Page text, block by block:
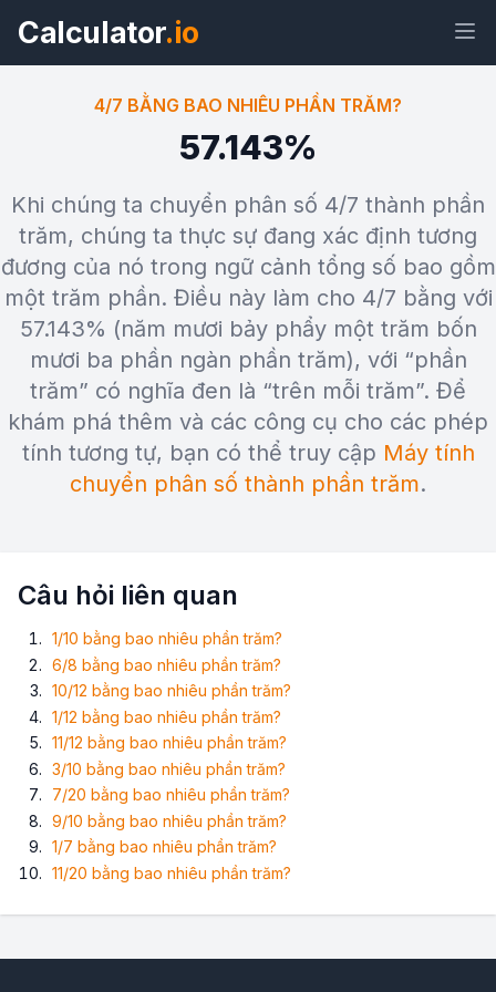
Calculator.io
kết
bản
Xem trước 4/7 bằng bao nhiêu phần
trăm? Tiện ích
4/7 BẰNG BAO NHIÊU PHẦN TRĂM?
57.143%
Khi chúng ta chuyển phân số 4/7 thành phần
trăm, chúng ta thực sự đang xác định tương
đương của nó trong ngữ cảnh tổng số bao gồm
một trăm phần. Điều này làm cho 4/7 bằng với
57.143% (năm mươi bảy phẩy một trăm bốn
mươi ba phần ngàn phần trăm), với “phần
trăm” có nghĩa đen là “trên mỗi trăm”. Để
khám phá thêm và các công cụ cho các phép
tính tương tự, bạn có thể truy cập Máy tính
chuyển phân số thành phần trăm.
Câu hỏi liên quan
1/10 bằng bao nhiêu phần trăm?
6/8 bằng bao nhiêu phần trăm?
10/12 bằng bao nhiêu phần trăm?
1/12 bằng bao nhiêu phần trăm?
11/12 bằng bao nhiêu phần trăm?
3/10 bằng bao nhiêu phần trăm?
7/20 bằng bao nhiêu phần trăm?
9/10 bằng bao nhiêu phần trăm?
1/7 bằng bao nhiêu phần trăm?
11/20 bằng bao nhiêu phần trăm?